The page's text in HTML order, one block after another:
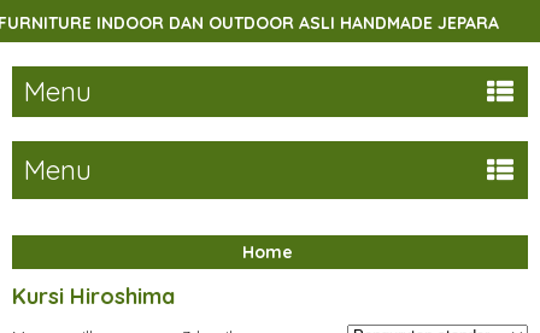
INDOOR DAN OUTDOOR ASLI HANDMADE JEPARA
Menu
Menu
Home
Kursi Hiroshima